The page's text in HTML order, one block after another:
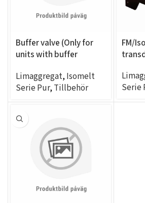
Buffer valve (Only for
units with buffer
Limaggregat, Isomelt
Serie Pur, Tillbehör
FM/
Serie